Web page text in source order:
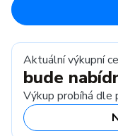
Aktuální výkupní
bude
Výkup probíhá dle